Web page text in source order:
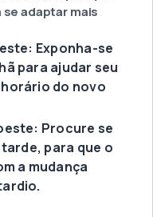
adaptar mais
Exponha-se
para ajudar seu
do novo
Procure se
para que o
a mudança